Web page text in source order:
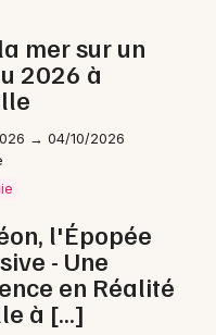
mer sur un
2026 à
→ 04/10/2026
l'Épopée
- Une
en Réalité
à […]